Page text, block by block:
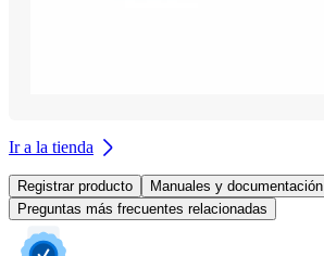
Ir a la tienda
Registrar producto
Manuales y documentación
Preguntas más frecuentes relacionadas